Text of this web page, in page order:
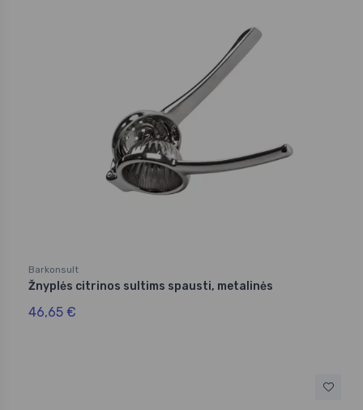
Barkonsult
Žnyplės citrinos sultims spausti, metalinės
46,65 €